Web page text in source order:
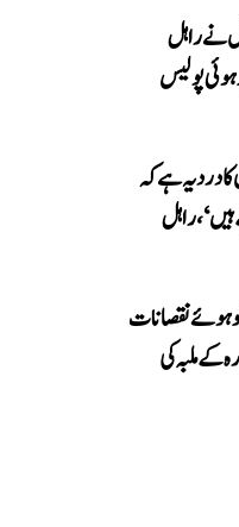
نے راہل
ہوئی پولیس
درد یہ ہے کہ
راہل
ہوئے نقصانات
کے ملبہ کی